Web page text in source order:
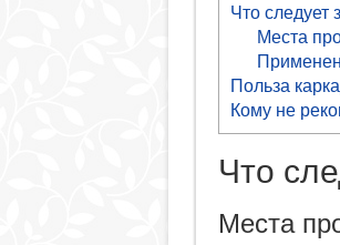
Что следует
Места
Польза
Кому не
Что
Места